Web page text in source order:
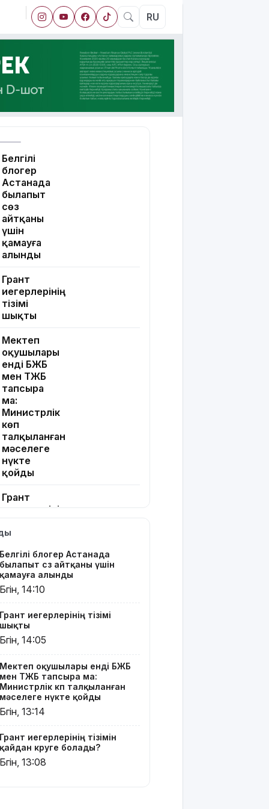
RU
Белгілі
блогер
Астанада
былапыт
сөз
айтқаны
үшін
қамауға
алынды
Грант
иегерлерінің
тізімі
шықты
Мектеп
оқушылары
енді БЖБ
мен ТЖБ
тапсыра
ма:
Министрлік
көп
талқыланған
мәселеге
нүкте
қойды
Грант
иегерлерінің
қайдан
болады?
Қазақстанда
қияр,
қырыққабат
бағасы
арзандады
Ерекше
тренд:
жастар
алкоголь
сатып
көшеде
төгіп
жатыр
Белгілі блогер Астанада
былапыт сөз айтқаны үшін
қамауға алынды
Бүгін, 14:10
Грант иегерлерінің тізімі
шықты
Бүгін, 14:05
Мектеп оқушылары енді БЖБ
мен ТЖБ тапсыра ма:
Министрлік көп талқыланған
мәселеге нүкте қойды
Бүгін, 13:14
Грант иегерлерінің тізімін
қайдан көруге болады?
Бүгін, 13:08